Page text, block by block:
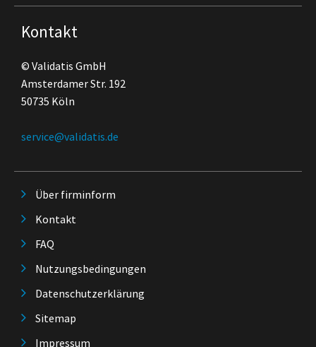
Kontakt
© Validatis GmbH
Amsterdamer Str. 192
50735 Köln
service@validatis.de
Über firminform
Kontakt
FAQ
Nutzungsbedingungen
Datenschutzerklärung
Sitemap
Impressum